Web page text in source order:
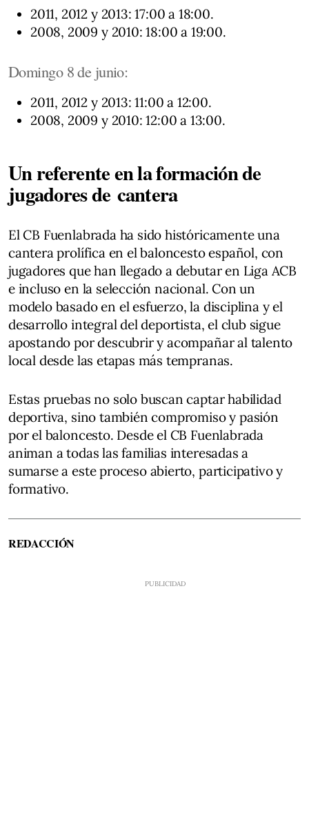
2011, 2012 y 2013: 17:00 a 18:00.
2008, 2009 y 2010: 18:00 a 19:00.
Domingo 8 de junio:
2011, 2012 y 2013: 11:00 a 12:00.
2008, 2009 y 2010: 12:00 a 13:00.
Un referente en la formación de
jugadores de cantera
El CB Fuenlabrada ha sido históricamente una
cantera prolífica en el baloncesto español, con
jugadores que han llegado a debutar en Liga ACB
e incluso en la selección nacional. Con un
modelo basado en el esfuerzo, la disciplina y el
desarrollo integral del deportista, el club sigue
apostando por descubrir y acompañar al talento
local desde las etapas más tempranas.
Estas pruebas no solo buscan captar habilidad
deportiva, sino también compromiso y pasión
por el baloncesto. Desde el CB Fuenlabrada
animan a todas las familias interesadas a
sumarse a este proceso abierto, participativo y
formativo.
REDACCIÓN